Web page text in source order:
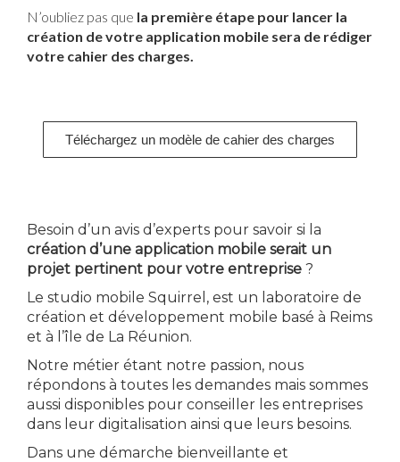
N’oubliez pas que la première étape pour lancer la
création de votre application mobile sera de rédiger
votre cahier des charges.
Téléchargez un modèle de cahier des charges
Besoin d’un avis d’experts pour savoir si la
création d’une application mobile serait un
projet pertinent pour votre entreprise ?
Le studio mobile Squirrel, est un laboratoire de
création et développement mobile basé à Reims
et à l’île de La Réunion.
Notre métier étant notre passion, nous
répondons à toutes les demandes mais sommes
aussi disponibles pour conseiller les entreprises
dans leur digitalisation ainsi que leurs besoins.
Dans une démarche bienveillante et